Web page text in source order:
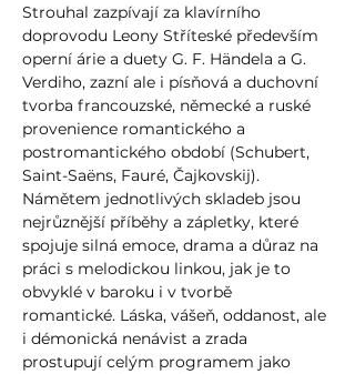
Strouhal zazpívají za klavírního
doprovodu Leony Stříteské především
operní árie a duety G. F. Händela a G.
Verdiho, zazní ale i písňová a duchovní
tvorba francouzské, německé a ruské
provenience romantického a
postromantického období (Schubert,
Saint-Saëns, Fauré, Čajkovskij).
Námětem jednotlivých skladeb jsou
nejrůznější příběhy a zápletky, které
spojuje silná emoce, drama a důraz na
práci s melodickou linkou, jak je to
obvyklé v baroku i v tvorbě
romantické. Láska, vášeň, oddanost, ale
i démonická nenávist a zrada
prostupují celým programem jako